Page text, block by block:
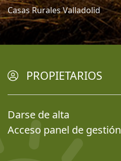
Casas Rurales Valladolid
PROPIETARIOS
Darse de alta
Acceso panel de gestión